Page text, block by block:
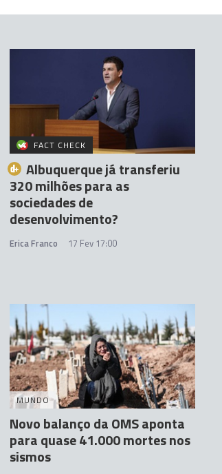
FACT CHECK
Albuquerque já transferiu
320 milhões para as
sociedades de
desenvolvimento?
Erica Franco 17 Fev 17:00
MUNDO
Novo balanço da OMS aponta
para quase 41.000 mortes nos
sismos